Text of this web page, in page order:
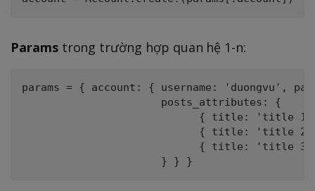
Paramstrong trường hợp quan hệ 1-n:
params = { account: { username: 'duongvu',
                      posts_attributes: {
{ title: 'title
{ title: 'title
{ title: 'title